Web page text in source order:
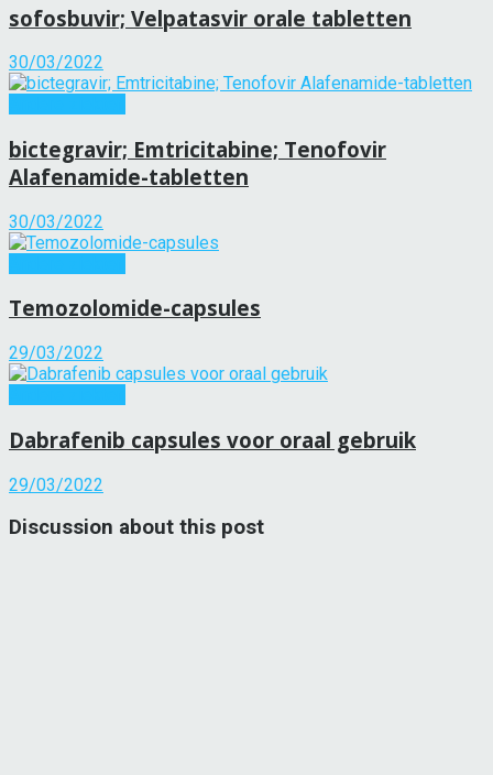
sofosbuvir; Velpatasvir orale tabletten
30/03/2022
bictegravir; Emtricitabine; Tenofovir
Alafenamide-tabletten
30/03/2022
Temozolomide-capsules
29/03/2022
Dabrafenib capsules voor oraal gebruik
29/03/2022
Discussion about this post